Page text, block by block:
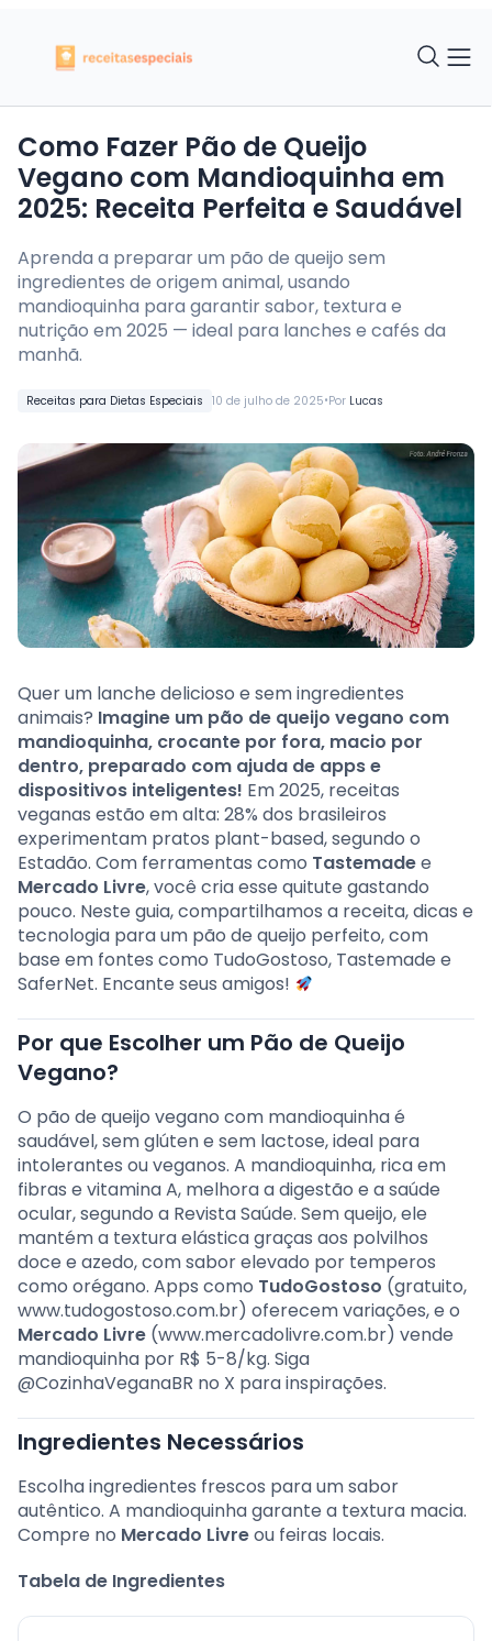
Receitas para Dietas Especiais 10 de julho de 2025•Por Lucas
Como Fazer Pão de Queijo
Vegano com Mandioquinha em
2025: Receita Perfeita e Saudável
Aprenda a preparar um pão de queijo sem
ingredientes de origem animal, usando
mandioquinha para garantir sabor, textura e
nutrição em 2025 — ideal para lanches e cafés da
manhã.
Quer um lanche delicioso e sem ingredientes
animais? Imagine um pão de queijo vegano com
mandioquinha, crocante por fora, macio por
dentro, preparado com ajuda de apps e
dispositivos inteligentes! Em 2025, receitas
veganas estão em alta: 28% dos brasileiros
experimentam pratos plant-based, segundo o
Estadão. Com ferramentas como Tastemadee
Mercado Livre, você cria esse quitute gastando
pouco. Neste guia, compartilhamos a receita, dicas e
tecnologia para um pão de queijo perfeito, com
base em fontes como TudoGostoso, Tastemade e
SaferNet. Encante seus amigos!
Por que Escolher um Pão de Queijo
Vegano?
O pão de queijo vegano com mandioquinha é
saudável, sem glúten e sem lactose, ideal para
intolerantes ou veganos. A mandioquinha, rica em
fibras e vitamina A, melhora a digestão e a saúde
ocular, segundo a Revista Saúde. Sem queijo, ele
mantém a textura elástica graças aos polvilhos
doce e azedo, com sabor elevado por temperos
como orégano. Apps como TudoGostoso (gratuito,
www.tudogostoso.com.br) oferecem variações, e o
Mercado Livre (www.mercadolivre.com.br) vende
mandioquinha por R$ 5-8/kg. Siga
@CozinhaVeganaBR no X para inspirações.
Ingredientes Necessários
Escolha ingredientes frescos para um sabor
autêntico. A mandioquinha garante a textura macia.
Compre no Mercado Livreou feiras locais.
Tabela de Ingredientes